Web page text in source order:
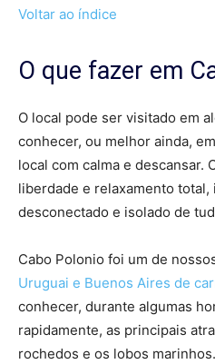
Voltar ao índice
O que fazer em
O local pode ser visitado em
conhecer, ou melhor ainda,
local com calma e descansar.
liberdade e relaxamento total,
desconectado e isolado de
Cabo Polonio foi um de
Uruguai e Buenos Aires de
conhecer, durante algumas
rapidamente, as principais
rochedos e os lobos marinhos.